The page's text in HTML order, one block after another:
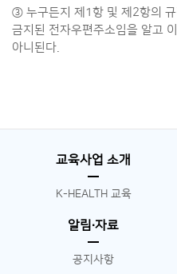
③ 누구든지 제1항 및 제2항의
금지된 전자우편주소임을 알고
아니된다.
교육사업 소개
K-HEALTH 교육
알림∙자료
공지사항